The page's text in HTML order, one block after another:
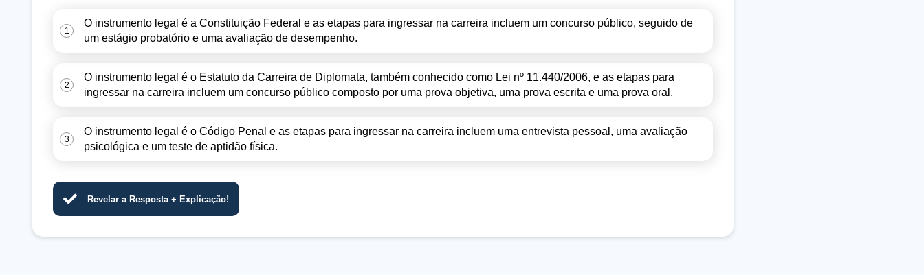
1
O instrumento legal é a Constituição Federal e as etapas para ingressar na carreira incluem um concurso público, seguido de
um estágio probatório e uma avaliação de desempenho.
2
O instrumento legal é o Estatuto da Carreira de Diplomata, também conhecido como Lei nº 11.440/2006, e as etapas para
ingressar na carreira incluem um concurso público composto por uma prova objetiva, uma prova escrita e uma prova oral.
3
O instrumento legal é o Código Penal e as etapas para ingressar na carreira incluem uma entrevista pessoal, uma avaliação
psicológica e um teste de aptidão física.
Revelar a Resposta + Explicação!